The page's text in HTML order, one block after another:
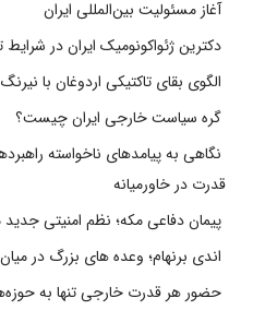
آغاز مسئولیت بین‌المللی ایران
دکترین ژئواکونومیک ایران در
الگوی بقای تاکتیکی اردوغان با
گره سیاست خارجی ایران چیست؟
نگاهی به پیامدهای ناخواسته
قدرت در خاورمیانه
پیمان دفاعی مکه؛ نظم امنیتی
اندی برنهام؛ وعده های بزرگ در
حضور هر قدرت خارجی تنها به